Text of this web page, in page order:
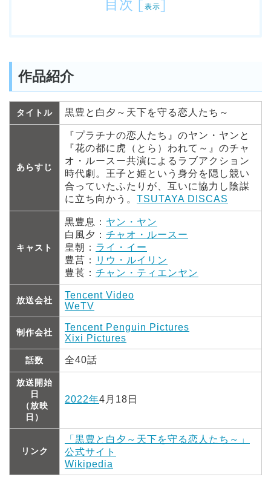
目次 [ 表示]
作品紹介
タイトル 黒豊と白夕～天下を守る恋人たち～
あらすじ
『プラチナの恋人たち』のヤン・ヤンと
『花の都に虎（とら）われて～』のチャ
オ・ルースー共演によるラブアクション
時代劇。王子と姫という身分を隠し競い
合っていたふたりが、互いに協力し陰謀
に立ち向かう。 TSUTAYA DISCAS
キャスト
黒豊息： ヤン・ヤン
白風夕： チャオ・ルースー
皇朝： ライ・イー
豊莒：
リウ・ルイリン
豊萇： チャン・ティエンヤン
放送会社
Tencent Video
WeTV
制作会社
Tencent Penguin Pictures
Xixi Pictures
話数 全40話
放送開始
日
（放映
日）
2022年4月18日
リンク
「黒豊と白夕～天下を守る恋人たち～」
公式サイト
Wikipedia